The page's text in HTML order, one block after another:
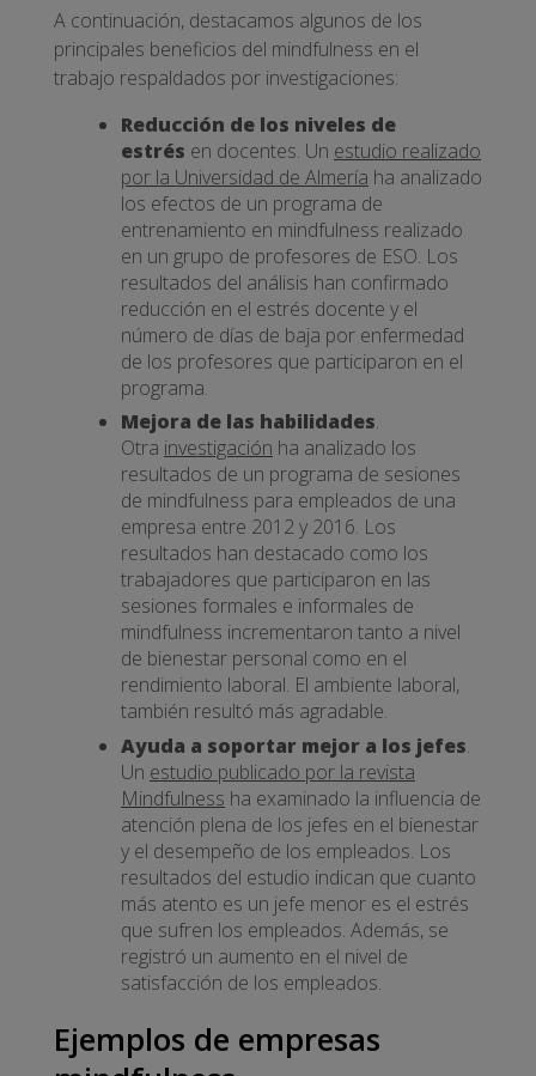
A continuación, destacamos algunos de los
principales beneficios del mindfulness en el
trabajo respaldados por investigaciones:
Reducción de los niveles de
estrés en docentes. Un estudio realizado
por la Universidad de Almería ha analizado
los efectos de un programa de
entrenamiento en mindfulness realizado
en un grupo de profesores de ESO. Los
resultados del análisis han confirmado
reducción en el estrés docente y el
número de días de baja por enfermedad
de los profesores que participaron en el
programa.
Mejora de las habilidades.
Otra investigación ha analizado los
resultados de un programa de sesiones
de mindfulness para empleados de una
empresa entre 2012 y 2016. Los
resultados han destacado como los
trabajadores que participaron en las
sesiones formales e informales de
mindfulness incrementaron tanto a nivel
de bienestar personal como en el
rendimiento laboral. El ambiente laboral,
también resultó más agradable.
Ayuda a soportar mejor a los jefes.
Un estudio publicado por la revista
Mindfulness ha examinado la influencia de
atención plena de los jefes en el bienestar
y el desempeño de los empleados. Los
resultados del estudio indican que cuanto
más atento es un jefe menor es el estrés
que sufren los empleados. Además, se
registró un aumento en el nivel de
satisfacción de los empleados.
Ejemplos de empresas